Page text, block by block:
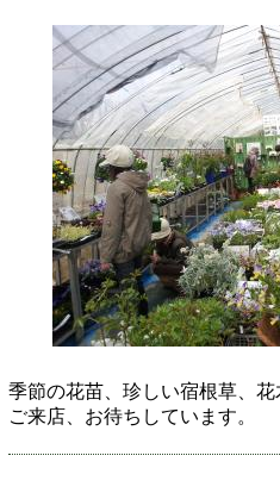
季節の花苗、珍しい宿根草、花
ご来店、お待ちしています。